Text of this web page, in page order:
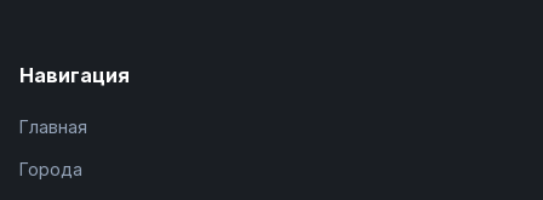
Навигация
Главная
Города